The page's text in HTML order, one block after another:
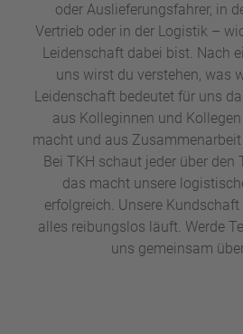
oder Auslieferungsfahrer, in
Vertrieb oder in der Logistik –
Leidenschaft dabei bist. Nach
uns wirst du verstehen, was
Leidenschaft bedeutet für uns
aus Kolleginnen und
macht und aus
Bei TKH schaut jeder über den
das macht unsere
erfolgreich. Unsere
alles reibungslos läuft. Werde
uns gemeinsam